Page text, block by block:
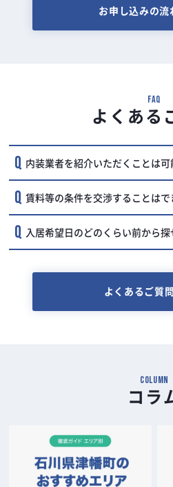
お申し込みの流
FAQ
よくある
内装業者を紹介いただくことは可
賃料等の条件を交渉することはで
入居希望日のどのくらい前から探
よくあるご質
COLUMN
コラ